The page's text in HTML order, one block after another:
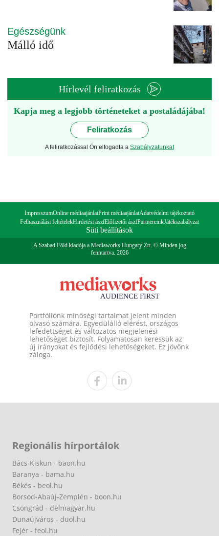
Egészségünk
Málló idő
Hírlevél feliratkozás
Kapja meg a legjobb történeteket a postaládájába!
Feliratkozás
A feliratkozással Ön elfogadta a Szabályzatunkat
ImpresszumOnline médiaajánlatPrint médiaajánlatAdatvédelmi tájékoztató
Felhasználási feltételekHirdetési ászfElőfizetői ászfPartnereinkJátékszabályzat
Süti beállítások
A Szabad Föld kiadója a Mediaworks Hungary Zrt. © Minden jog
fenntartva. 2026
Portfóliónk minőségi tartalmat jelent minden
olvasó számára. Egyedülálló elérést, országos
lefedettséget és változatos megjelenési
lehetőséget biztosít. Folyamatosan keressük az
új irányokat és fejlődési lehetőségeket. Ez jövőnk
záloga.
Regionális hírportálok
Bács-Kiskun - baon.hu
Baranya - bama.hu
Békés - beol.hu
Borsod-Abaúj-Zemplén - boon.hu
Csongrád - delmagyar.hu
Dunaújváros - duol.hu
Fejér - feol.hu